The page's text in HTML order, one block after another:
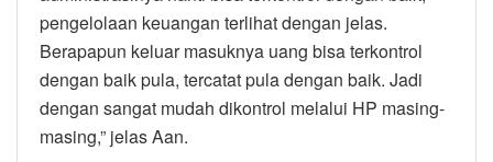
pengelolaan keuangan terlihat dengan jelas.
Berapapun keluar masuknya uang bisa terkontrol
dengan baik pula, tercatat pula dengan baik. Jadi
dengan sangat mudah dikontrol melalui HP masing-
masing,” jelas Aan.